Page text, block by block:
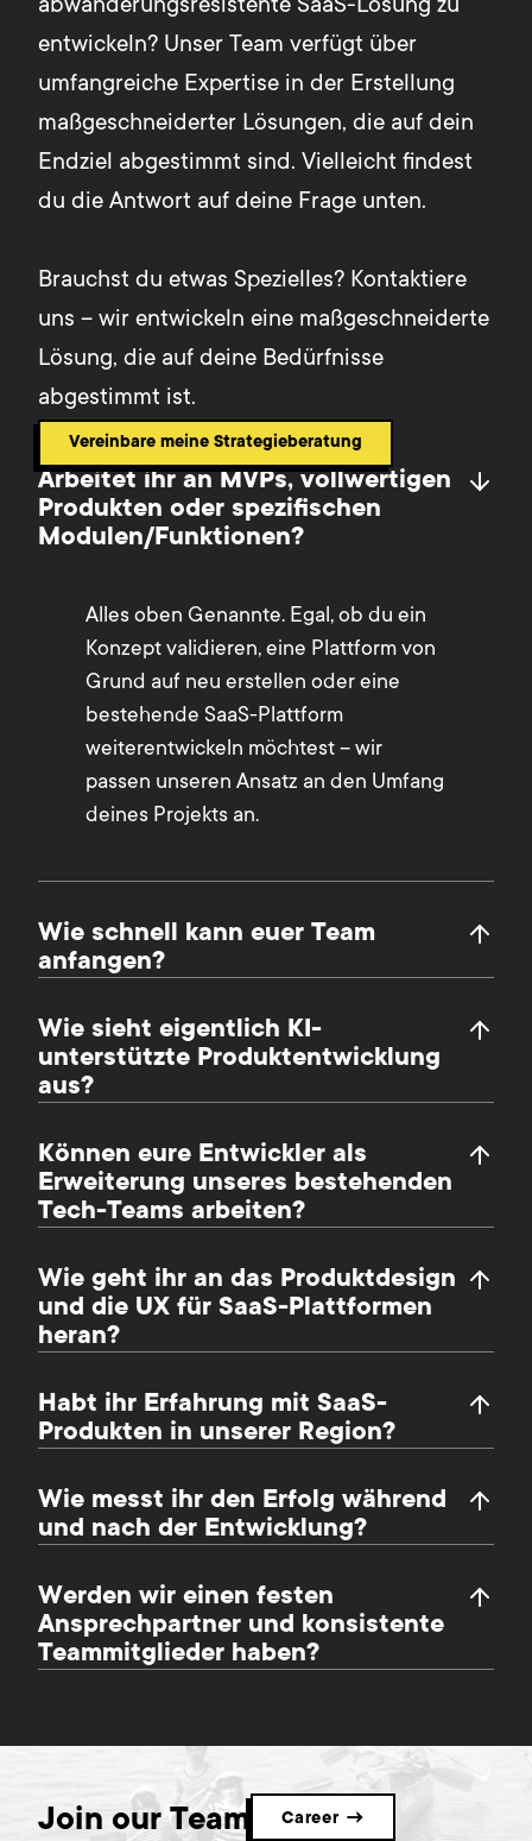
abwanderungsresistente SaaS-Lösung zu
entwickeln? Unser Team verfügt über
umfangreiche Expertise in der Erstellung
maßgeschneiderter Lösungen, die auf dein
Endziel abgestimmt sind. Vielleicht findest
du die Antwort auf deine Frage unten.
Brauchst du etwas Spezielles? Kontaktiere
uns – wir entwickeln eine maßgeschneiderte
Lösung, die auf deine Bedürfnisse
abgestimmt ist.
Vereinbare meine Strategieberatung
Arbeitet ihr an MVPs, vollwertigen
Produkten oder spezifischen
Modulen/Funktionen?
Alles oben Genannte. Egal, ob du ein
Konzept validieren, eine Plattform von
Grund auf neu erstellen oder eine
bestehende SaaS-Plattform
weiterentwickeln möchtest – wir
passen unseren Ansatz an den Umfang
deines Projekts an.
Wie schnell kann euer Team
anfangen?
Wie sieht eigentlich KI-
unterstützte Produktentwicklung
aus?
Können eure Entwickler als
Erweiterung unseres bestehenden
Tech-Teams arbeiten?
Wie geht ihr an das Produktdesign
und die UX für SaaS-Plattformen
heran?
Habt ihr Erfahrung mit SaaS-
Produkten in unserer Region?
Wie messt ihr den Erfolg während
und nach der Entwicklung?
Werden wir einen festen
Ansprechpartner und konsistente
Teammitglieder haben?
Join our Team Career →